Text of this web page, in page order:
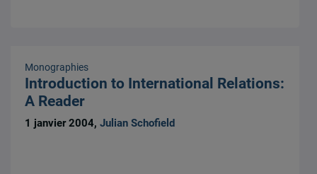
Monographies
Introduction to International Relations:
A Reader
1 janvier 2004,Julian Schofield